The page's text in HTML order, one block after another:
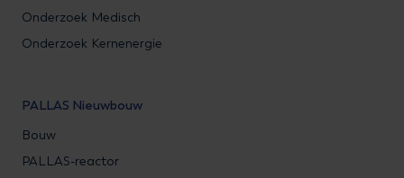
Onderzoek Medisch
Onderzoek Kernenergie
PALLAS Nieuwbouw
Bouw
PALLAS-reactor